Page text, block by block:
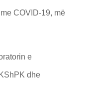
COVID-19, më
e
dhe